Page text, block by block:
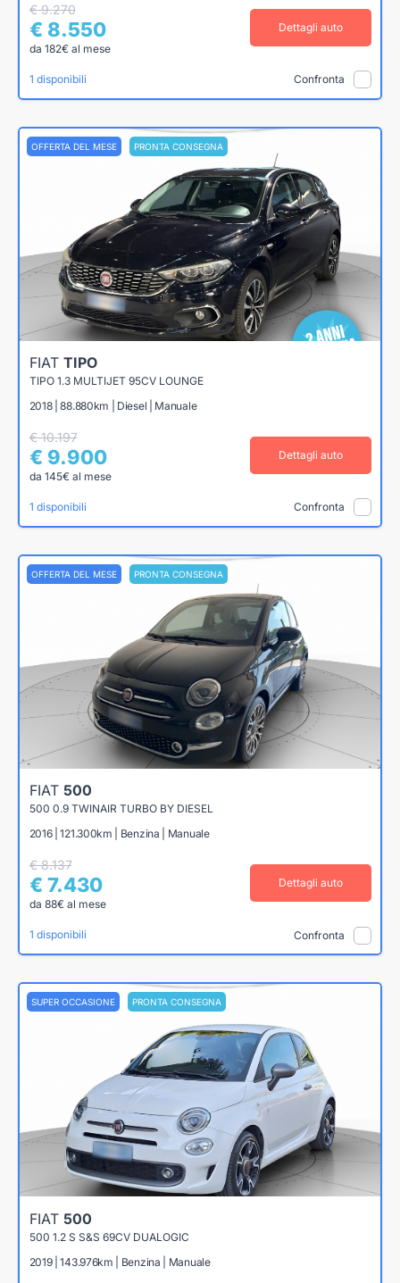
€ 9.270
€ 8.550
da 182€ al mese
Dettagli auto
1 disponibili Confronta
OFFERTA DEL MESE PRONTA CONSEGNA
FIAT TIPO
TIPO 1.3 MULTIJET 95CV LOUNGE
2018 | 88.880km | Diesel | Manuale
€ 10.197
€ 9.900
da 145€ al mese
Dettagli auto
1 disponibili Confronta
OFFERTA DEL MESE PRONTA CONSEGNA
FIAT 500
500 0.9 TWINAIR TURBO BY DIESEL
2016 | 121.300km | Benzina | Manuale
€ 8.137
€ 7.430
da 88€ al mese
Dettagli auto
1 disponibili Confronta
SUPER OCCASIONE PRONTA CONSEGNA
FIAT 500
500 1.2 S S&S 69CV DUALOGIC
2019 | 143.976km | Benzina | Manuale